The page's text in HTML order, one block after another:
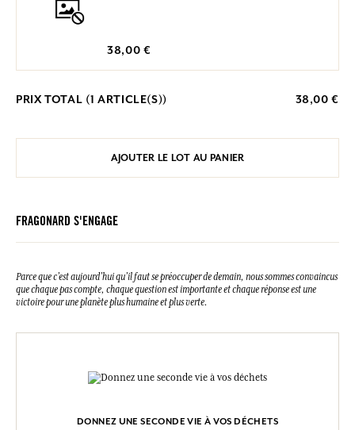
38,00 €
PRIX TOTAL (1 ARTICLE(S)) 38,00 €
AJOUTER LE LOT AU PANIER
FRAGONARD S'ENGAGE
Parce que c’est aujourd’hui qu’il faut se préoccuper de demain, nous sommes convaincus
que chaque pas compte, chaque question est importante et chaque réponse est une
victoire pour une planète plus humaine et plus verte.
DONNEZ UNE SECONDE VIE À VOS DÉCHETS